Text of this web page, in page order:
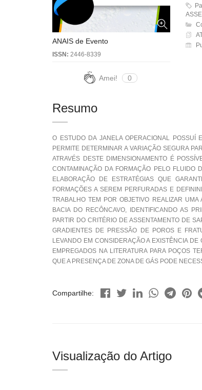
ANAIS de Evento
ISSN: 2446-8339
Amei! 0
Resumo
O ESTUDO DA JANELA OPERACIONAL POSSUÍ
PERMITE DETERMINAR A VARIAÇÃO SEGURA
ATRAVÉS DESTE DIMENSIONAMENTO É
CONTAMINAÇÃO DA FORMAÇÃO PELO FLUIDO
ELABORAÇÃO DE ESTRATÉGIAS QUE
FORMAÇÕES A SEREM PERFURADAS E
TRABALHO TEM POR OBJETIVO REALIZAR
BACIA DO RECÔNCAVO, IDENTIFICANDO AS
PARTIR DO CRITÉRIO DE ASSENTAMENTO DE
GRADIENTES DE PRESSÃO DE POROS E
LEVANDO EM CONSIDERAÇÃO A EXISTÊNCIA
EMPREGADOS NA LITERATURA PARA POÇOS
QUE A PRESENÇA DE ZONA DE GÁS PODE
Compartilhe:
Visualização do Artigo